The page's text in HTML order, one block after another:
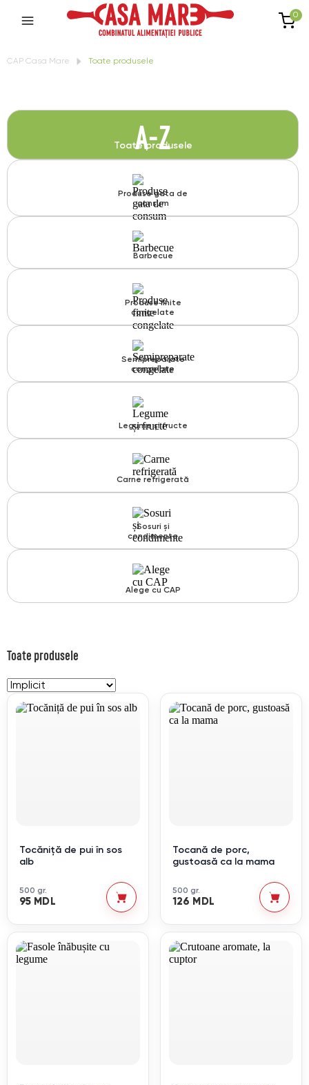
0
CAP Casa Mare Toate produsele
A-Z
Toate produsele
Produse gata de
consum
Barbecue
Produse finite
congelate
Semipreparate
congelate
Legume și fructe
Carne refrigerată
Sosuri și
condimente
Alege cu CAP
Toate produsele
Tocăniță de pui în sos
alb
500 gr.
95 MDL
Tocană de porc,
gustoasă ca la mama
500 gr.
126 MDL